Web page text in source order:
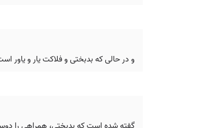
و در حالی که بدبختی و فلاکت یار و یاور